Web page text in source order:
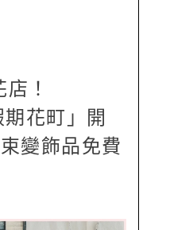
！
期花町」開
變飾品免費